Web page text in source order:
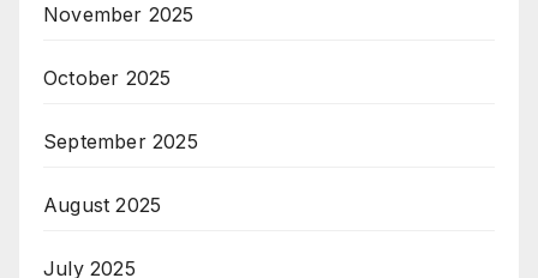
November 2025
October 2025
September 2025
August 2025
July 2025